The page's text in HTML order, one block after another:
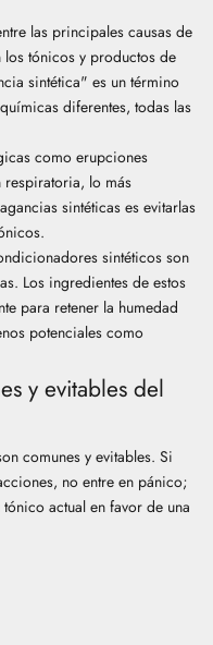
las principales causas de
tónicos y productos de
sintética" es un término
diferentes, todas las
como erupciones
respiratoria, lo más
sintéticas es evitarlas
sintéticos son
Los ingredientes de estos
para retener la humedad
potenciales como
y evitables del
comunes y evitables. Si
no entre en pánico;
actual en favor de una